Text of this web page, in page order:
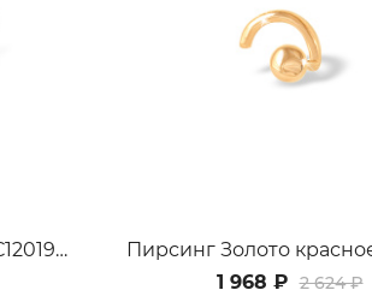
Серьги Золото красное С12019916
1 968 ₽ 2 624 ₽